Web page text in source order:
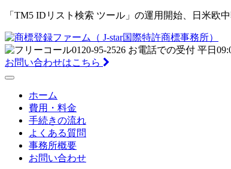
「TM5 IDリスト検索 ツール」の運用開始、日米欧
お問い合わせはこちら
ホーム
費用・料金
手続きの流れ
よくある質問
事務所概要
お問い合わせ